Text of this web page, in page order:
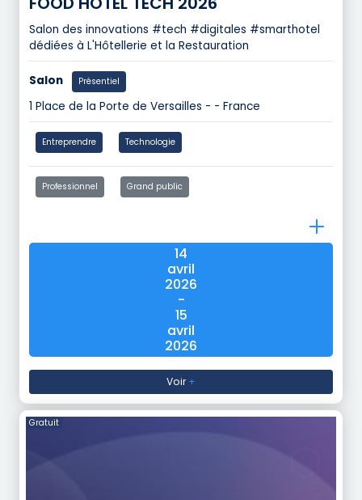
Salon des innovations #tech #digitales #smarthotel
dédiées à L'Hôtellerie et la Restauration
Salon Présentiel
1 Place de la Porte de Versailles - - France
Entreprendre Technologie
Professionnel Grand public
14
avril
2026
-
15
avril
2026
Voir+
Gratuit